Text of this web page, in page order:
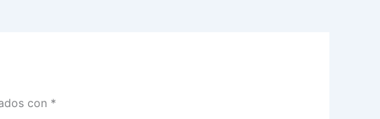
con *